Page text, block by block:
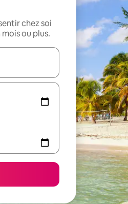
chez soi
ou plus.
les en utilisant les flèches